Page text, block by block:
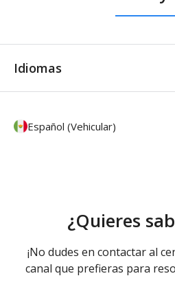
Idiomas
Español (Vehicular)
¿Quieres
¡No dudes en contactar al
canal que prefieras para